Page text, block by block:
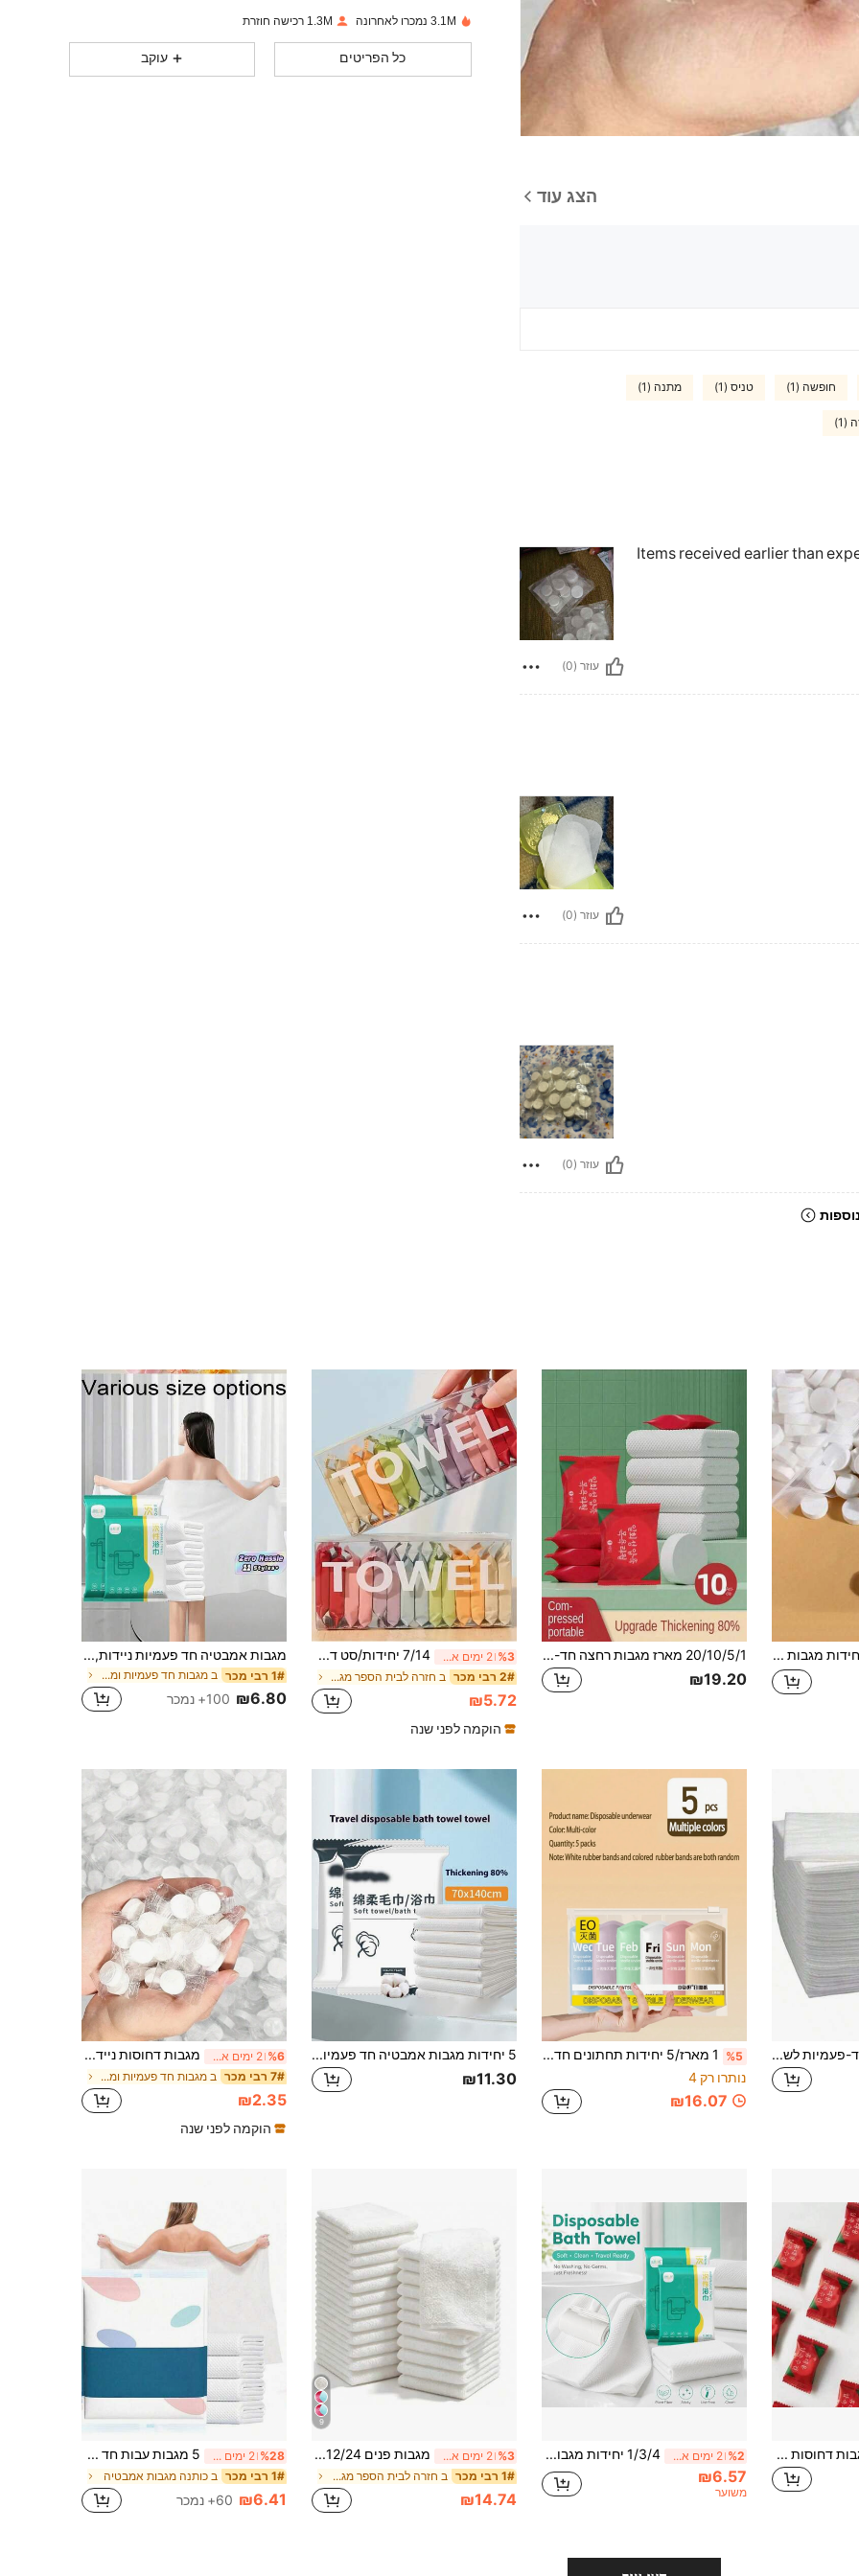
הצג עוד
חופשה (1) טניס (1) מתנה (1)
(1)
Items received earlier than
עוזר (0)
עוזר (0)
עוזר (0)
3.1M נמכרו לאחרונה 1.3M רכישה חוזרת
כל הפריטים עוקב
100 יחידות מגבות דחוסות, מגבות פנים חד פעמיות ניידות בקיבולת גדולה, מגבונים דחוסים מעובה ארוזים שקופים, מגבות מסיר איפור רכות, פריטי חובה קלים לטיולים רגליים, קמפינג, טיולים בחוץ, מתנות חמות לחג ולחג המולד 20/10/5/1 מארז מגבות רחצה חד-פעמיות דחוסות, מגבות רחצה חד-פעמיות ניידות לבנות 70cm*140cm מסיב צמחי, מתאימות לטיפול יומיומי לגברים ונשים, נסיעות עסקים, עיצוב חדר רחצה בבית, חופשת קיץ
₪19.20
%3 2 ימים אחרונים 7/14 יחידות/סט דחוס חד פעמי מטליות רחצה ניידות נסיעות פנים ניקוי מגבת מעובה רטוב ויבש שימוש כפול בית אמבטיה עיצוב חזרה לבית הספר עבור יופי סלון בית אמבטיה
2# רבי מכר ב חזרה לבית הספר מגבות פנים
₪5.72
הוקמה לפני שנה
מגבות אמבטיה חד פעמיות ניידות, גדולות ועבות יותר, ארוזות בנפרד, רכות, ידידותיות לעור ונוחות לרחצה, סופגות במיוחד, מתאימות לנסיעות עסקים, משפחות, נסיעות, חדרי כושר, משרדים, חופשות וקמפינג עיצוב חדר האמבטיה לבית, חופשת קיץ, פריטי חובה לחוף הים
1# רבי מכר ב מגבות חד פעמיות ומגבות אמבטיה
₪6.80 100+ נמכר
20/50/100 מגבות חד-פעמיות לשיער וטיפוח (לבן), 30 ס"מ X 50 ס"מ (חבילה אחת של 50 מגבות). מתאים לפעילויות יומיומיות שונות כגון נסיעות, מגבות יבשות, בתי מלון, טיולים, חדרי רחצה, הסרת איפור, טיפוח, כושר, קמפינג ועוד %5
1 מארז/5 יחידות תחתונים חד-פעמיים לנשים, אריזה סטרילית, מתאים לנסיעות ולשימוש לאחר לידה, מידה גדולה, חומר סיב פוליאסטר, רך ונשימה, צבע בהיר, אביזרי תחתונים חד-פעמיים, תחתונים היגייניים חסיני דליפה
נותרו רק 4
₪16.07
5 יחידות מגבות אמבטיה חד פעמיות, גדולות במיוחד ועבות, ארוזות בנפרד, מתאימות לבית, לטיולים, לחדר אמבטיה, מגבת ניידת לפנים ולרחצה, עיצוב חדר אמבטיה, עיצוב סתיו, פריטי חובה לחוף הים, חזרה לבית הספר
₪11.30
%6 2 ימים אחרונים מגבות דחוסות ניידות, מגבונים דחוסים מיניאטוריים חד-פעמיים בצורת מטבע, טבליות נייר טואלט לשימוש רטוב ויבש, מגבונים מטבע לנסיעות, קמפינג, טיולים, ספורט, סלון טיפוח, פריטי חובה לנסיעות, מארגן נסיעות לחוף הים, חופשת קיץ, חזרה לבית הספר
7# רבי מכר ב מגבות חד פעמיות ומגבות אמבטיה
₪2.35
הוקמה לפני שנה
60/40/30 יחידות מגבות דחוסות חד פעמיות, מגבות חד פעמיות ניידות לבנות מסיבים צמחיים, מתאימות לגברים ונשים לטיפוח יומיומי, נסיעות עסקים, עיצוב חדר אמבטיה לבית, חופשת קיץ %2 2 ימים אחרונים 1/3/4 יחידות מגבות אמבטיה חד פעמיות ניידות, מגבות נסיעות עבות גדולות במיוחד 50-140 ס"מ, ארוזות בנפרד מגבות גוף רכות וסופגות, מגבות ייבוש מהיר ידידותיות לעור לנסיעות, חדר כושר, קמפינג, חוף, מלון ושימוש ביתי
₪6.57
משוער
9
%3 2 ימים אחרונים מגבות פנים 6/12/24 מארז, רכות מאוד וידידותיות לעור, מגבות פנים לעור רגיש, 10x10/12x28 אינץ' מגבות פנים קטנות וגדולות, מגבות להסרת איפור רב-פעמיות ניתנות לשטיפה, קלות לשטיפה, רב-צבעוניות לניקוי הפנים
1# רבי מכר ב חזרה לבית הספר מגבות פנים
₪14.74
%28 2 ימים אחרונים 5 מגבות עבות חד פעמיות יוקרתיות יח'/חבילה, בד רך לא ארוג 70 גרם/מ"ר, ארוזות בנפרד, 70x140 ס"מ, מתאימות לנסיעות, חדר כושר ושימוש חיצוני
1# רבי מכר ב כותנה מגבות אמבטיה
₪6.41 60+ נמכר